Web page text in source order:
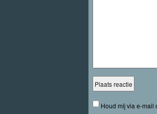
Houd mij via e-mail